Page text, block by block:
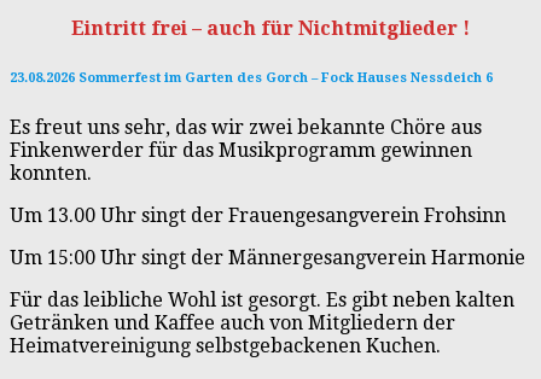
Eintritt frei – auch für Nichtmitglieder !
23.08.2026 Sommerfest im Garten des Gorch – Fock Hauses Nessdeich 6
Es freut uns sehr, das wir zwei bekannte Chöre aus
Finkenwerder für das Musikprogramm gewinnen
konnten.
Um 13.00 Uhr singt der Frauengesangverein Frohsinn
Um 15:00 Uhr singt der Männergesangverein Harmonie
Für das leibliche Wohl ist gesorgt. Es gibt neben kalten
Getränken und Kaffee auch von Mitgliedern der
Heimatvereinigung selbstgebackenen Kuchen.